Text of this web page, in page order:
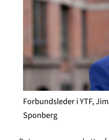
Forbundsleder i YTF,
Sponberg